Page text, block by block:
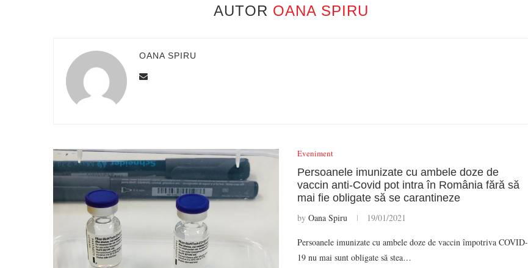
AUTOR OANA SPIRU
OANA SPIRU
Eveniment
Persoanele imunizate cu ambele doze de
vaccin anti-Covid pot intra în România fără să
mai fie obligate să se carantineze
by Oana Spiru 19/01/2021
Persoanele imunizate cu ambele doze de vaccin îm­potriva COVID-
19 nu mai sunt obligate să stea…